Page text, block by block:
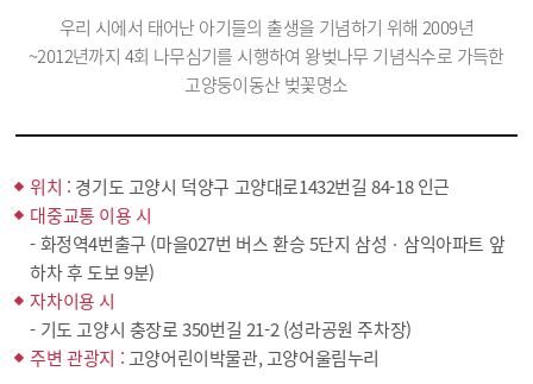
우리 시에서 태어난 아기들의 출생을 기념하기 위해 2009년
~2012년까지 4회 나무심기를 시행하여 왕벚나무 기념식수로 가득한
고양둥이동산 벚꽃명소
위치 : 경기도 고양시 덕양구 고양대로1432번길 84-18 인근
대중교통 이용 시
- 화정역4번출구 (마을027번 버스 환승 5단지 삼성ㆍ삼익아파트 앞
하차 후 도보 9분)
자차이용 시
- 기도 고양시 충장로 350번길 21-2 (성라공원 주차장)
주변 관광지 :고양어린이박물관, 고양어울림누리